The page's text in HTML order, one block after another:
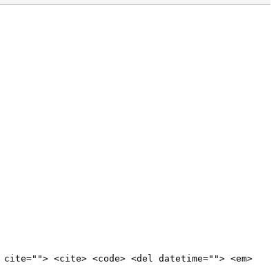
<cite> <code> <del datetime=""> <em>